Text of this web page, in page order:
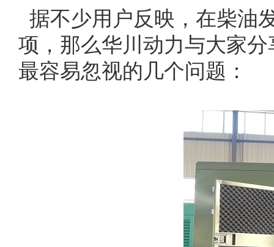
据不少用户反映，在柴油
项，那么华川 动力与大家
最容易忽视的几个问题：